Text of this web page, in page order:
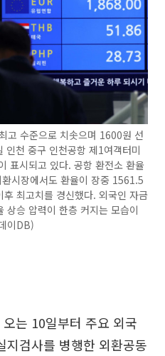
고 수준으로 치솟으며 1600원 선
인천 중구 인천공항 제1여객터미
표시되고 있다. 공항 환전소 환율
시장에서도 환율이 장중 1561.5
최고치를 경신했다. 외국인 자금
상승 압력이 한층 커지는 모습이
이DB)
는 10일부터 주요 외국
지검사를 병행한 외환공동